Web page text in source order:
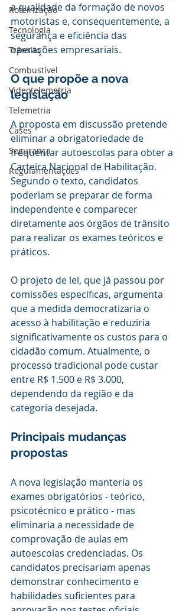
Roteirização
Tecnologia
Trânsito
Combustível
Videotelemetria
Telemetria
Cases
Segurança
Regulamentações
a qualidade da formação de novos
motoristas e, consequentemente, a
segurança e eficiência das
operações empresariais.
O que propõe a nova
legislação
A proposta em discussão pretende
eliminar a obrigatoriedade de
frequentar autoescolas para obter a
Carteira Nacional de Habilitação.
Segundo o texto, candidatos
poderiam se preparar de forma
independente e comparecer
diretamente aos órgãos de trânsito
para realizar os exames teóricos e
práticos.
O projeto de lei, que já passou por
comissões específicas, argumenta
que a medida democratizaria o
acesso à habilitação e reduziria
significativamente os custos para o
cidadão comum. Atualmente, o
processo tradicional pode custar
entre R$ 1.500 e R$ 3.000,
dependendo da região e da
categoria desejada.
Principais mudanças
propostas
A nova legislação manteria os
exames obrigatórios - teórico,
psicotécnico e prático - mas
eliminaria a necessidade de
comprovação de aulas em
autoescolas credenciadas. Os
candidatos precisariam apenas
demonstrar conhecimento e
habilidades suficientes para